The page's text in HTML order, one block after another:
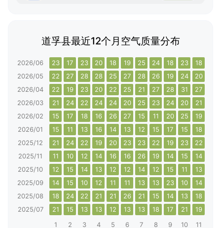
道孚县最近12个月空气质量分布
2026/06 23 17 23 20 18 19 25 24 18 23 18
2026/05
22 27 28 28 25 27 28 26 19 24 20
2026/04
22 19 23 20 22 25 21 27 28 31 27
2026/03
21 24 22 24 24 20 25 23 24 20 21
2026/02
15 17 18 16 26 27 15 11 20 25 19
2026/01
15 11 13 16 14 13 12 15 17 15 18
2025/12
21 24 22 19 20 23 23 22 19 23 22
2025/11
11 10 12 14 16 16 26 19 14 15 14
2025/10
12 15 14 13 12 12 14 12 15 11 13
2025/09
14 15 10 12 11 11 13 13 23 10 14
2025/08
18 24 22 21 21 26 21 15 14 13 18
2025/07
21 15 13 13 12 13 13 18 17 21 19
1
2 3 4 5 6 7 8 9 10 11